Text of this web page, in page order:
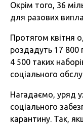
Окрім того, 36
для разових
Протягом квітня
роздадуть 17 800
4 500 таких
соціального
Нагадаємо, уряд
соціального
карантину. Так,